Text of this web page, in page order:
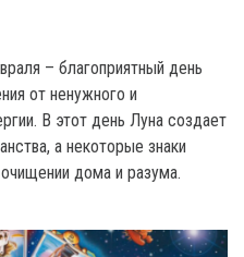
– благоприятный день
от ненужного и
В этот день Луна создает
а некоторые знаки
дома и разума.